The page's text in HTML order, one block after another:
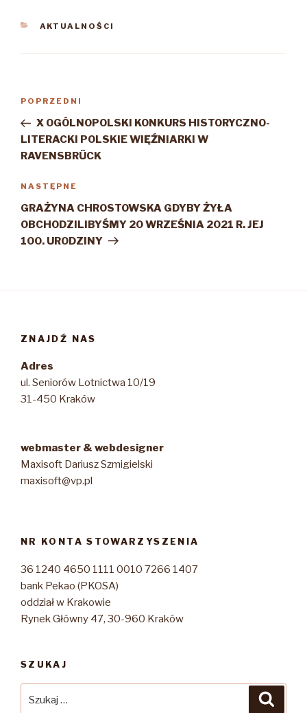
KATEGORIE
AKTUALNOŚCI
Poprzedni
wpis
POPRZEDNI
X OGÓLNOPOLSKI KONKURS HISTORYCZNO-
LITERACKI POLSKIE WIĘŹNIARKI W
RAVENSBRÜCK
Następny
wpis
NASTĘPNE
GRAŻYNA CHROSTOWSKA GDYBY ŻYŁA
OBCHODZILIBYŚMY 20 WRZEŚNIA 2021 R. JEJ
100. URODZINY
ZNAJDŹ NAS
Adres
ul. Seniorów Lotnictwa 10/19
31-450 Kraków
webmaster & webdesigner
Maxisoft Dariusz Szmigielski
maxisoft@vp.pl
NR KONTA STOWARZYSZENIA
36 1240 4650 1111 0010 7266 1407
bank Pekao (PKOSA)
oddział w Krakowie
Rynek Główny 47, 30-960 Kraków
SZUKAJ